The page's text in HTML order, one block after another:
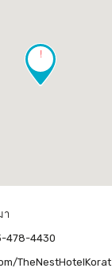
!
า
478-4430
TheNestHotelKorat